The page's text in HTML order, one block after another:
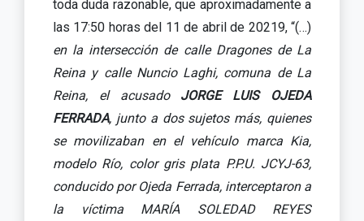
toda duda razonable, que aproximadamente a
las 17:50 horas del 11 de abril de 20219, “(…)
en la intersección de calle Dragones de La
Reina y calle Nuncio Laghi, comuna de La
Reina, el acusado JORGE LUIS OJEDA
FERRADA, junto a dos sujetos más, quienes
se movilizaban en el vehículo marca Kia,
modelo Río, color gris plata P.P.U. JCYJ-63,
conducido por Ojeda Ferrada, interceptaron a
la víctima MARÍA SOLEDAD REYES